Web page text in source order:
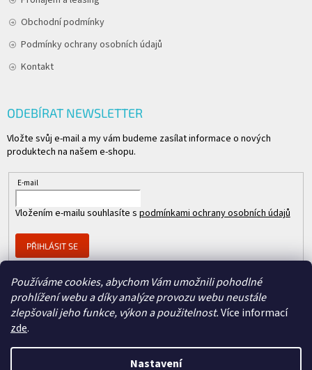
Používáme cookies, abychom Vám umožnili pohodlné
prohlížení webu a díky analýze provozu webu neustále
zlepšovali jeho funkce, výkon a použitelnost.Více informací
zde.
Nastavení
Obchodní podmínky
Podmínky ochrany osobních údajů
Kontakt
ODEBÍRAT NEWSLETTER
Vložte svůj e-mail a my vám budeme zasílat informace o nových
produktech na našem e-shopu.
E-mail
Vložením e-mailu souhlasíte s podmínkami ochrany osobních údajů
PŘIHLÁSIT SE
Člen skupiny